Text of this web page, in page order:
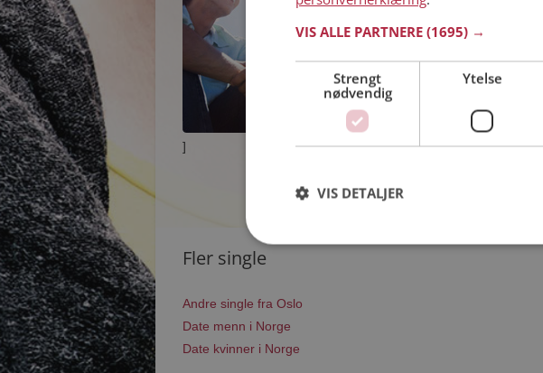
]
Fler single
Andre single fra Oslo
Date menn i Norge
Date kvinner i Norge
VIS ALLE PARTNERE (1695) →
Strengt
nødvendig
Ytelse
VIS DETALJER